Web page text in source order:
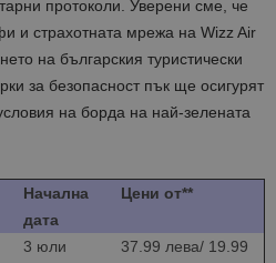
протоколи. Уверени сме, че
и страхотната мрежа на Wizz Air
на българския туристически
за безопасност пък ще осигурят
на борда на най-зелената
Начална
дата
Цени от**
3 юли
37.99 лева/ 19.99